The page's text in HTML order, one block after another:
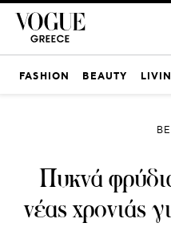
FASHION BEAUTY
Πυκνά
νέας χρονιάς